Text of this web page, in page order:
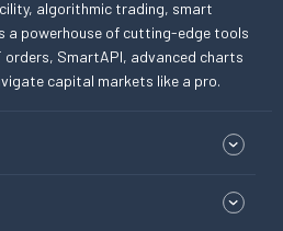
algorithmic trading, smart
a powerhouse of cutting-edge tools
orders, SmartAPI, advanced charts
capital markets like a pro.